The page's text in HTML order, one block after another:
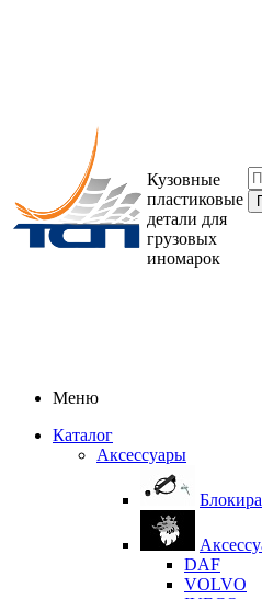
Кузовные
пластиковые
детали для
грузовых
иномарок
Меню
Каталог
Аксессуары
DAF
VOLVO